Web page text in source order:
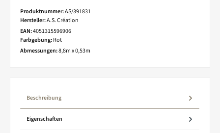
Produktnummer:AS/391831
Hersteller:A.S. Création
EAN:4051315596906
Farbgebung:Rot
Abmessungen:8,8m x 0,53m
Beschreibung
Eigenschaften